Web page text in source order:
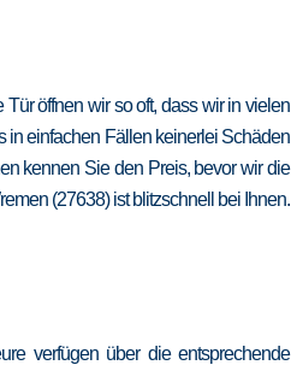
öffnen wir so oft, dass wir in vielen
in einfachen Fällen keinerlei Schäden
kennen Sie den Preis, bevor wir die
(27638) ist blitzschnell bei Ihnen.
verfügen über die entsprechende